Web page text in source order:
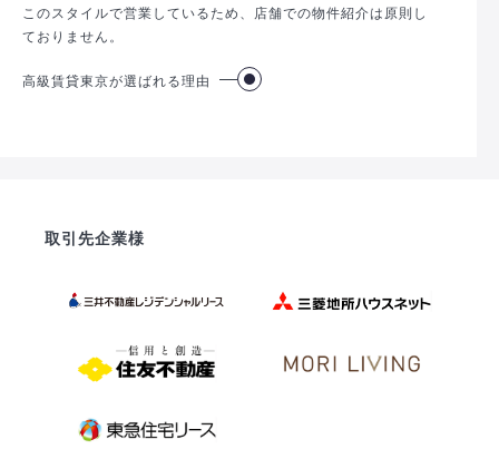
このスタイルで営業しているため、店舗での物件紹介は原則し
ておりません。
高級賃貸東京が選ばれる理由
取引先企業様